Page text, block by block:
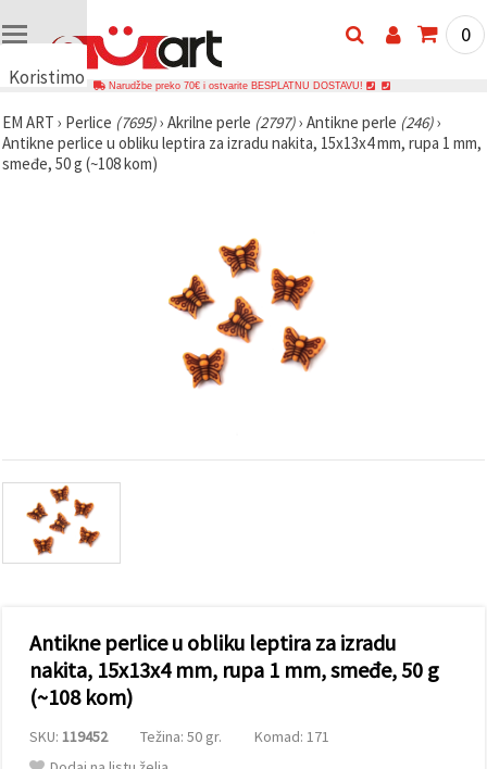
Koristimo
🍪
Koristimo
kolačiće i
prikazivali
sadržaj i
oglase,
uključujući
uz pomoć
naših
Možete
pristati na
korištenje
kolačića
klikom na
"Prihvati
sve!" Ili
0
Narudžbe preko 70€ i ostvarite BESPLATNU DOSTAVU!
EM ART › Perlice (7695)› Akrilne perle (2797)› Antikne perle (246)›
Antikne perlice u obliku leptira za izradu nakita, 15x13x4 mm, rupa 1 mm,
smeđe, 50 g (~108 kom)
Antikne perlice u obliku leptira za izradu
nakita, 15x13x4 mm, rupa 1 mm, smeđe, 50 g
(~108 kom)
SKU: 119452 Težina: 50 gr.
Komad: 171